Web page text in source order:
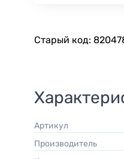
Старый код:
Артикул
Производитель